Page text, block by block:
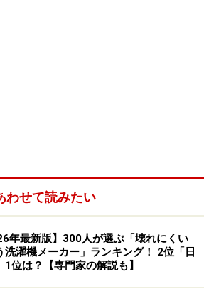
わせて読みたい
年最新版】300人が選ぶ「壊れにくい
洗濯機メーカー」ランキング！ 2位「日
1位は？【専門家の解説も】